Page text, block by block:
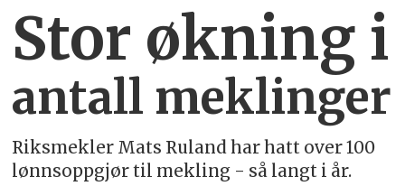
Stor økning i
antall meklinger
Riksmekler Mats Ruland har hatt over 100
lønnsoppgjør til mekling - så langt i år.